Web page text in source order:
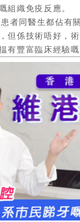
組織免疫反應。
者同醫生都佔有
但係技術唔好，
有豐富臨床經驗嘅